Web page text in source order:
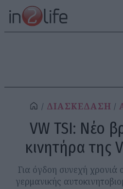
ΔΙΑΣΚΕΔΑΣΗ
VW TSI: Νέο
κινητήρα της
Για όγδοη συνεχή χρονιά
γερμανικής